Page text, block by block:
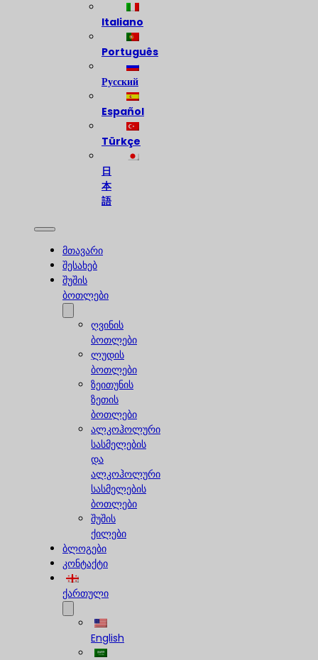
Italiano
Português
Русский
Español
Türkçe
日
本
語
მთავარი
შესახებ
შუშის
ბოთლები
ღვინის
ბოთლები
ლუდის
ბოთლები
ზეითუნის
ზეთის
ბოთლები
ალკოჰოლური
სასმელების
და
ალკოჰოლური
სასმელების
ბოთლები
შუშის
ქილები
ბლოგები
კონტაქტი
ქართული
English